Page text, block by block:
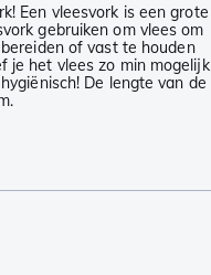
Een vleesvork is een grote
gebruiken om vlees om
of vast te houden
je het vlees zo min mogelijk
De lengte van de